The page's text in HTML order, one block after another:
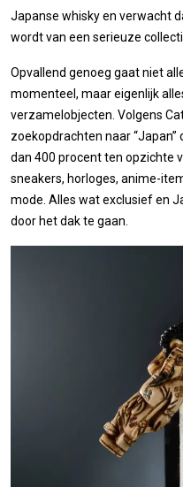
Japanse whisky en verwacht
wordt van een serieuze
Opvallend genoeg gaat niet
momenteel, maar eigenlijk
verzamelobjecten. Volgens
zoekopdrachten naar
dan 400 procent ten opzichte
sneakers, horloges, anime-
mode. Alles wat exclusief en
door het dak te gaan.